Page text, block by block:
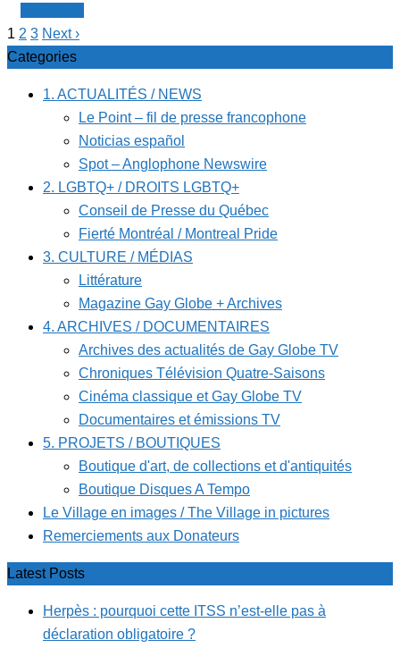
1 2 3 Next ›
Categories
1. ACTUALITÉS / NEWS
Le Point – fil de presse francophone
Noticias español
Spot – Anglophone Newswire
2. LGBTQ+ / DROITS LGBTQ+
Conseil de Presse du Québec
Fierté Montréal / Montreal Pride
3. CULTURE / MÉDIAS
Littérature
Magazine Gay Globe + Archives
4. ARCHIVES / DOCUMENTAIRES
Archives des actualités de Gay Globe TV
Chroniques Télévision Quatre-Saisons
Cinéma classique et Gay Globe TV
Documentaires et émissions TV
5. PROJETS / BOUTIQUES
Boutique d'art, de collections et d'antiquités
Boutique Disques A Tempo
Le Village en images / The Village in pictures
Remerciements aux Donateurs
Latest Posts
Herpès : pourquoi cette ITSS n’est-elle pas à
déclaration obligatoire ?